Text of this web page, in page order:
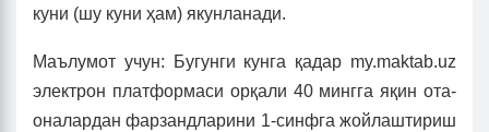
куни (шу куни ҳам) якунланади.
Маълумот учун: Бугунги кунга қадар my.maktab.uz
электрон платформаси орқали 40 мингга яқин ота-
оналардан фарзандларини 1-синфга жойлаштириш